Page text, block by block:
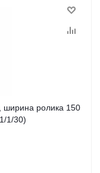
ролика 150
1/30)